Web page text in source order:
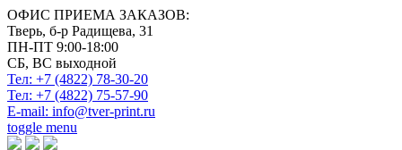
ОФИС ПРИЕМА ЗАКАЗОВ:
Тверь, б-р Радищева, 31
ПН-ПТ 9:00-18:00
СБ, ВС выходной
Тел: +7 (4822) 78-30-20
Тел: +7 (4822) 75-57-90
E-mail: info@tver-print.ru
toggle menu